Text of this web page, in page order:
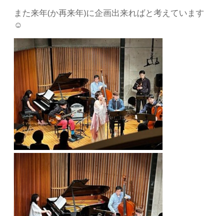
また来年(か再来年)に企画出来ればと考えています
☺